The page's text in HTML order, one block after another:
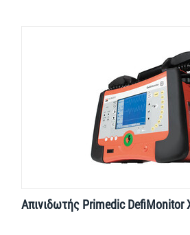
Απινιδωτής Primedic DefiMonitor